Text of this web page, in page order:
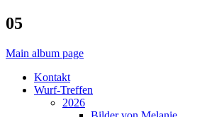
05
Main album page
Kontakt
Wurf-Treffen
2026